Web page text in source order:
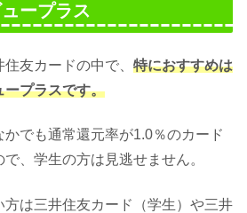
ープラス
友カードの中で、 特におすすめは
ープラスです。
でも通常還元率が1.0％のカード
、学生の方は見逃せません。
は三井住友カード（学生）や三井